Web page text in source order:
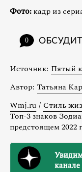
Фото: кадр из
0
Источник: Пятый
Автор: Татьяна
Wmj.ru / Стиль
Топ-3 знаков
предстоящем 2022
канале